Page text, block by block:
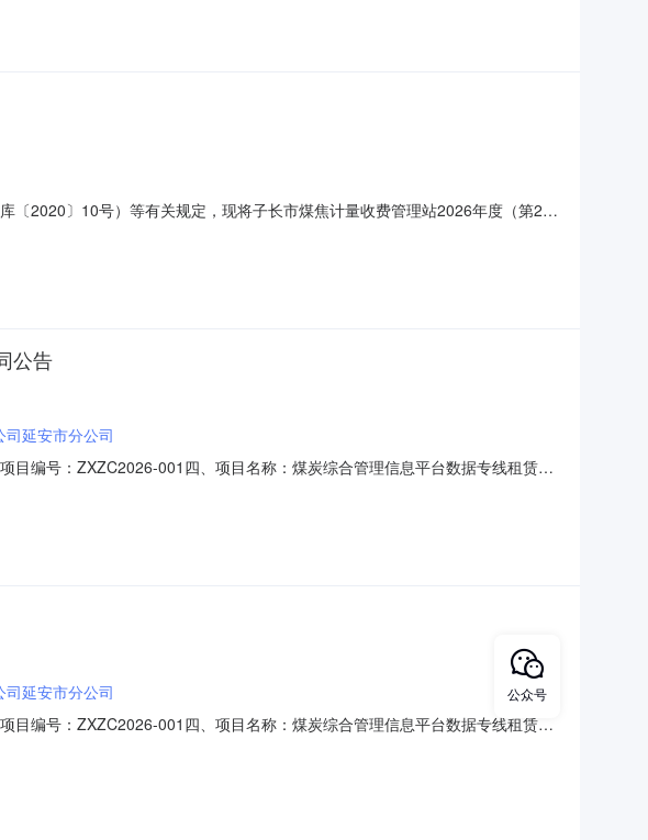
〔2020〕10号）等有关规定，现将子长市煤焦计量收费管理站2026年度（第2
工作的初步安排，具体采购项目情况以相关采购公告和采购文件为准。子长
公告
延安市分公司
编号：ZXZC2026-001四、项目名称：煤炭综合管理信息平台数据专线租赁采
称数量(单位)单价(元)总价(元)规格型号/服务要求1煤炭综合管理信
延安市分公司
编号：ZXZC2026-001四、项目名称：煤炭综合管理信息平台数据专线租赁采
：煤炭综合管理信息平台数据专线租赁规格型号（或服务要求）：详见合同
公众号